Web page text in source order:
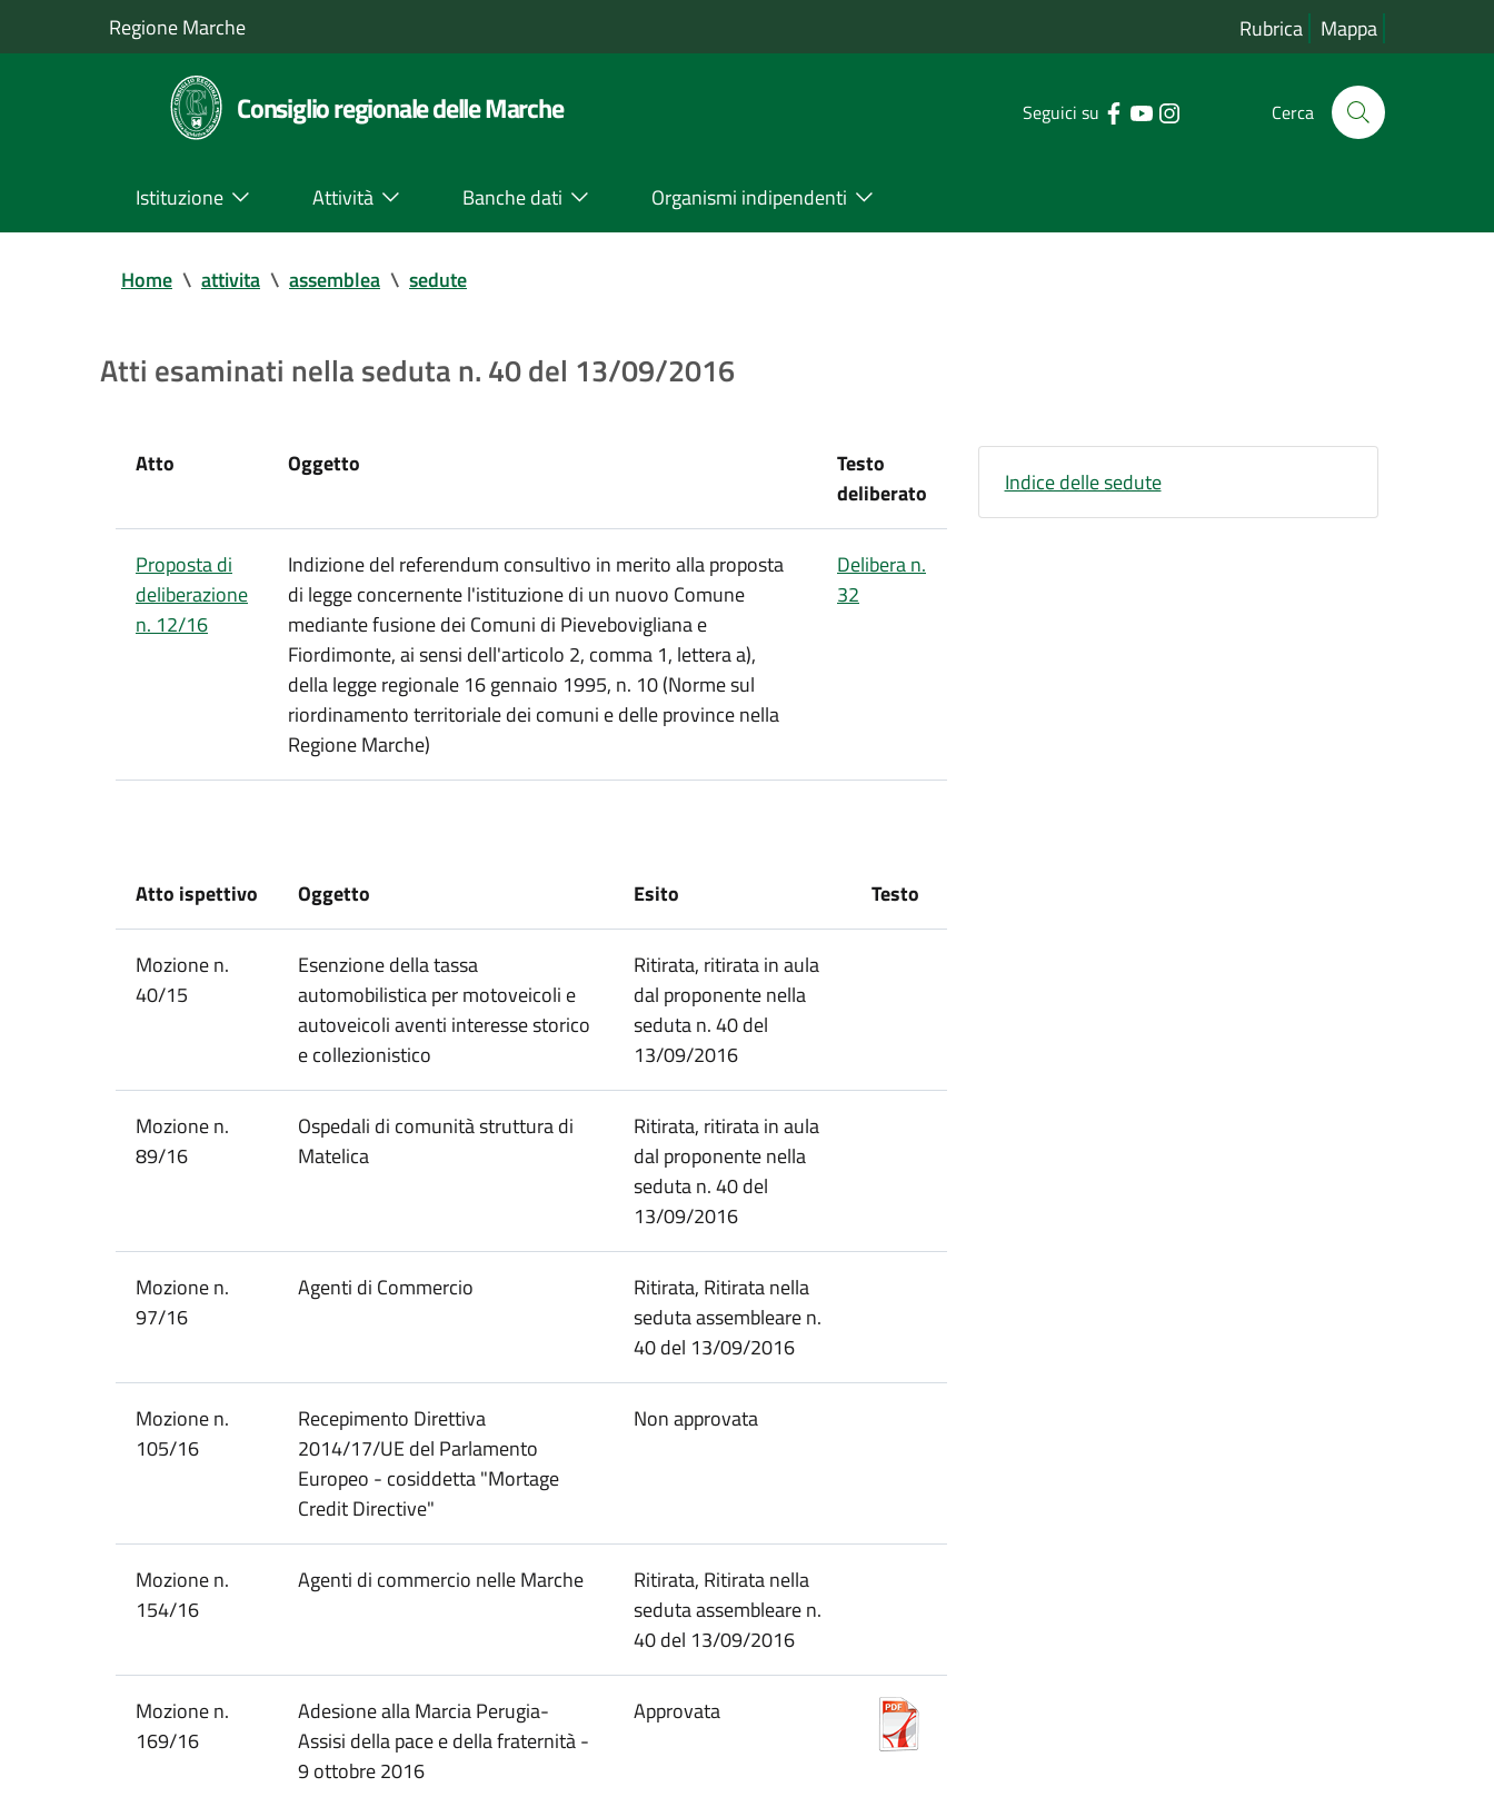
Regione Marche Rubrica Mappa
Consiglio regionale delle Marche Seguici su Cerca
Istituzione Attività Banche dati Organismi indipendenti
Home \ attivita \ assemblea \ sedute
Atti esaminati nella seduta n. 40 del 13/09/2016
Atto Oggetto
Testo
deliberato
Proposta di
deliberazione
n. 12/16
Indizione del referendum consultivo in merito alla proposta
di legge concernente l'istituzione di un nuovo Comune
mediante fusione dei Comuni di Pievebovigliana e
Fiordimonte, ai sensi dell'articolo 2, comma 1, lettera a),
della legge regionale 16 gennaio 1995, n. 10 (Norme sul
riordinamento territoriale dei comuni e delle province nella
Regione Marche)
Delibera n.
32
Atto ispettivo Oggetto Esito Testo
Mozione n.
40/15
Esenzione della tassa
automobilistica per motoveicoli e
autoveicoli aventi interesse storico
e collezionistico
Ritirata, ritirata in aula
dal proponente nella
seduta n. 40 del
13/09/2016
Mozione n.
89/16
Ospedali di comunità struttura di
Matelica
Ritirata, ritirata in aula
dal proponente nella
seduta n. 40 del
13/09/2016
Mozione n.
97/16
Agenti di Commercio
Ritirata, Ritirata nella
seduta assembleare n.
40 del 13/09/2016
Mozione n.
105/16
Recepimento Direttiva
2014/17/UE del Parlamento
Europeo - cosiddetta "Mortage
Credit Directive"
Non approvata
Mozione n.
154/16
Agenti di commercio nelle Marche
Ritirata, Ritirata nella
seduta assembleare n.
40 del 13/09/2016
Mozione n.
169/16
Adesione alla Marcia Perugia-
Assisi della pace e della fraternità -
9 ottobre 2016
Approvata
Indice delle sedute